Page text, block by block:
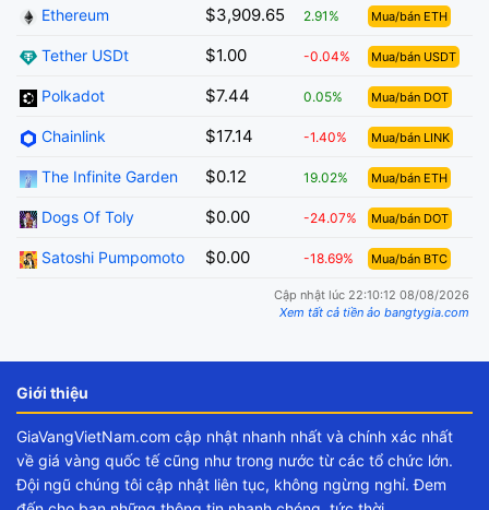
Ethereum $3,909.65 2.91% Mua/bán ETH
Tether USDt $1.00 -0.04% Mua/bán USDT
Polkadot $7.44 0.05% Mua/bán DOT
Chainlink $17.14 -1.40% Mua/bán LINK
The Infinite Garden $0.12 19.02% Mua/bán ETH
Dogs Of Toly $0.00 -24.07% Mua/bán DOT
Satoshi Pumpomoto $0.00 -18.69% Mua/bán BTC
Cập nhật lúc 22:10:12 08/08/2026
Xem tất cả tiền ảo bangtygia.com
Giới thiệu
GiaVangVietNam.com cập nhật nhanh nhất và chính xác nhất
về giá vàng quốc tế cũng như trong nước từ các tổ chức lớn.
Đội ngũ chúng tôi cập nhật liên tục, không ngừng nghỉ. Đem